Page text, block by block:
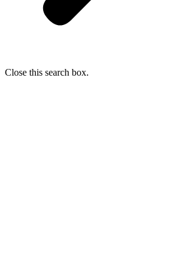
Close this search box.